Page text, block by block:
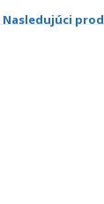
Nasledujúci